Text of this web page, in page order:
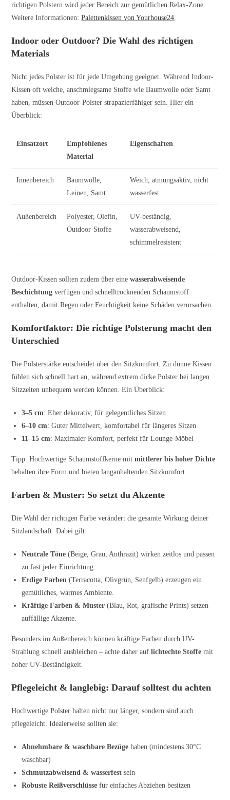
richtigen Polstern wird jeder Bereich zur gemütlichen Relax-Zone.
Weitere Informationen:Palettenkissen von Yourhouse24
Indoor oder Outdoor? Die Wahl des richtigen
Materials
Nicht jedes Polster ist für jede Umgebung geeignet. Während Indoor-
Kissen oft weiche, anschmiegsame Stoffe wie Baumwolle oder Samt
haben, müssen Outdoor-Polster strapazierfähiger sein. Hier ein
Überblick:
Einsatzort
Empfohlenes
Material
Eigenschaften
Innenbereich
Baumwolle,
Leinen, Samt
Weich, atmungsaktiv, nicht
wasserfest
Außenbereich
Polyester, Olefin,
Outdoor-Stoffe
UV-beständig,
wasserabweisend,
schimmelresistent
Outdoor-Kissen sollten zudem über einewasserabweisende
Beschichtung verfügen und schnelltrocknenden Schaumstoff
enthalten, damit Regen oder Feuchtigkeit keine Schäden verursachen.
Komfortfaktor: Die richtige Polsterung macht den
Unterschied
Die Polsterstärke entscheidet über den Sitzkomfort. Zu dünne Kissen
fühlen sich schnell hart an, während extrem dicke Polster bei langen
Sitzzeiten unbequem werden können. Ein Überblick:
3–5 cm: Eher dekorativ, für gelegentliches Sitzen
6–10 cm: Guter Mittelwert, komfortabel für längeres Sitzen
11–15 cm: Maximaler Komfort, perfekt für Lounge-Möbel
Tipp: Hochwertige Schaumstoffkerne mitmittlerer bis hoher Dichte
behalten ihre Form und bieten langanhaltenden Sitzkomfort.
Farben & Muster: So setzt du Akzente
Die Wahl der richtigen Farbe verändert die gesamte Wirkung deiner
Sitzlandschaft. Dabei gilt:
Neutrale Töne (Beige, Grau, Anthrazit) wirken zeitlos und passen
zu fast jeder Einrichtung.
Erdige Farben (Terracotta, Olivgrün, Senfgelb) erzeugen ein
gemütliches, warmes Ambiente.
Kräftige Farben & Muster (Blau, Rot, grafische Prints) setzen
auffällige Akzente.
Besonders im Außenbereich können kräftige Farben durch UV-
Strahlung schnell ausbleichen – achte daher auflichtechte Stoffe mit
hoher UV-Beständigkeit.
Pflegeleicht & langlebig: Darauf solltest du achten
Hochwertige Polster halten nicht nur länger, sondern sind auch
pflegeleicht. Idealerweise sollten sie:
Abnehmbare & waschbare Bezüge haben (mindestens 30°C
waschbar)
Schmutzabweisend & wasserfest sein
Robuste Reißverschlüsse für einfaches Abziehen besitzen